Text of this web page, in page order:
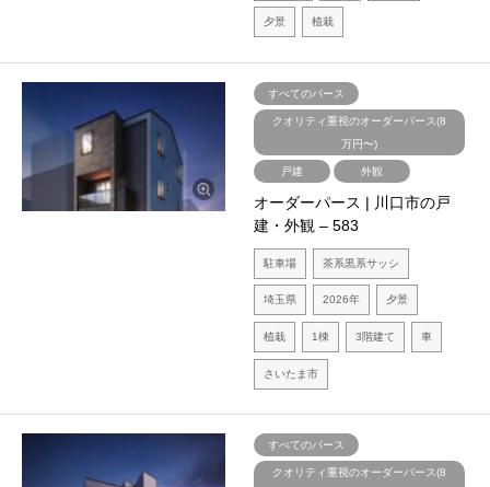
夕景 植栽
すべてのパース
クオリティ重視のオーダーパース(8
万円〜)
戸建 外観
オーダーパース | 川口市の戸
建・外観 – 583
駐車場 茶系黒系サッシ
埼玉県 2026年 夕景
植栽 1棟 3階建て 車
さいたま市
すべてのパース
クオリティ重視のオーダーパース(8